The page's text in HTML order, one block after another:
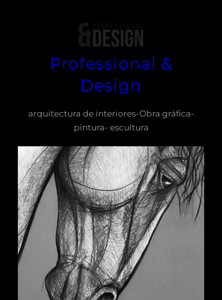
Professional &
Design
arquitectura de interiores-Obra gráfica-
pintura- escultura